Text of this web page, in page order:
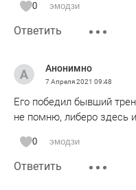
0 эмодзи
Ответить
Анонимно
7 Апреля 2021 09:48
Его победил бывший
не помню, либеро здесь
0 эмодзи
Ответить